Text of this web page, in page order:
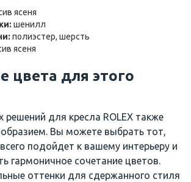
ясеня
шенилл
полиэстер, шерсть
ясеня
цвета для этого
для кресла ROLEX также
Вы можете выбрать тот,
подойдет к вашему интерьеру и
гармоничное сочетание цветов.
оттенки для сдержанного стиля